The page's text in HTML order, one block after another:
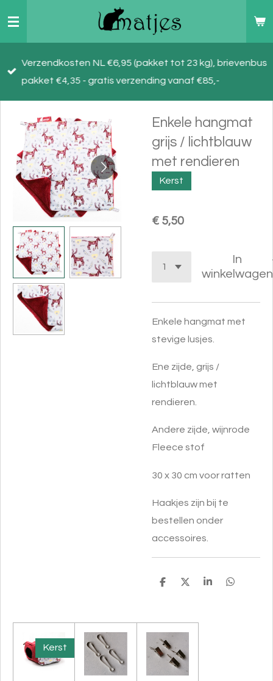
Ga
de
hoofdinhoud
Verzendkosten NL €6,95 (pakket tot 23 kg), brievenbus
pakket €4,35 - gratis verzending vanaf €85,-
Enkele hangmat
grijs / lichtblauw
met rendieren
Kerst
€ 5,50
In
winkelwagen
Enkele hangmat met
stevige lusjes.
Ene zijde, grijs /
lichtblauw met
rendieren.
Andere zijde, wijnrode
Fleece stof
30 x 30 cm voor ratten
Haakjes zijn bij te
bestellen onder
accessoires.
D
D
S
D
Kerst